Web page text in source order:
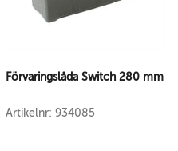
Förvaringslåda Switch 280 mm
Artikelnr: 934085